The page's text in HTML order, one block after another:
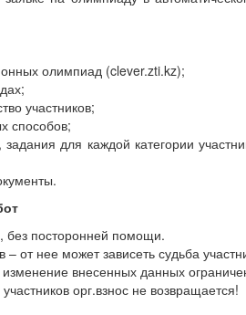
олимпиад (clever.zti.kz);
участников;
способов;
для каждой категории
без посторонней помощи.
от нее может зависеть судьба
внесенных данных
орг.взнос не возвращается!